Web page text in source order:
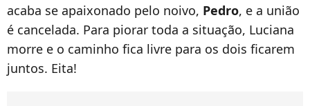
acaba se apaixonado pelo noivo, Pedro, e a união
é cancelada. Para piorar toda a situação, Luciana
morre e o caminho fica livre para os dois ficarem
juntos. Eita!